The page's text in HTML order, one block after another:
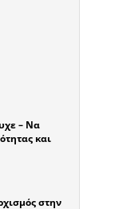
– Να
και
στην